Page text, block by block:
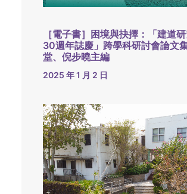
［電子書］困境與抉擇：「建道
30週年誌慶」跨學科研討會論文
堂、倪步曉主編
2025 年 1 月 2 日